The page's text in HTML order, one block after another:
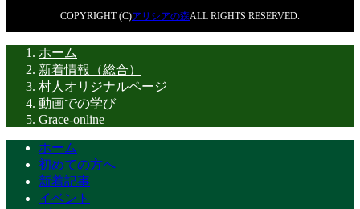
COPYRIGHT (C)アリシアの森ALL RIGHTS RESERVED.
ホーム
新着情報（総合）
村人オリジナルページ
動画での学び
Grace-online
ホーム
初めての方へ
新着記事
イベント